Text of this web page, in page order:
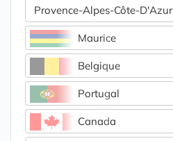
Provence-Alpes-Côte-D'Azur
Maurice
Belgique
Portugal
Canada